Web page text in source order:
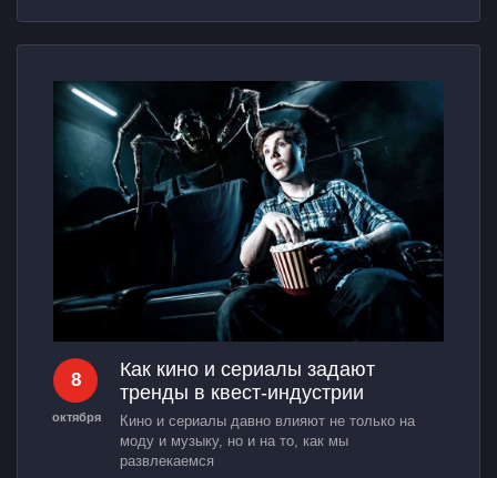
8
октября
Как кино и сериалы задают
тренды в квест-индустрии
Кино и сериалы давно влияют не только на
моду и музыку, но и на то, как мы
развлекаемся